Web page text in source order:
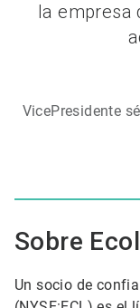
la empresa
VicePresidente
Sobre
Un socio de